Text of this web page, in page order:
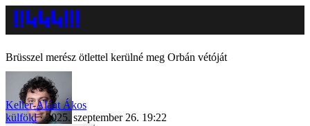
Brüsszel merész ötlettel kerülné meg Orbán vétóját
Keller-Alánt Ákos
külföld
2025. szeptember 26. 19:22